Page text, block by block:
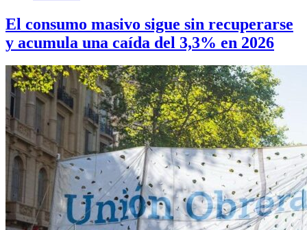
El consumo masivo sigue sin recuperarse
y acumula una caída del 3,3% en 2026